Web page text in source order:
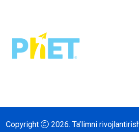
Copyright 2026. Ta’limni